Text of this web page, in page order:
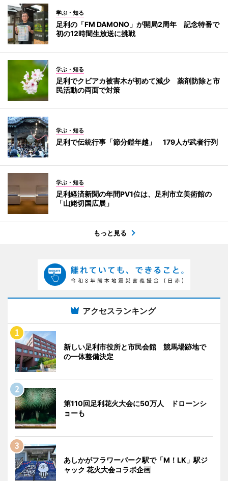
学ぶ・知る
足利の「FM DAMONO」が開局2周年 記念特番で
初の12時間生放送に挑戦
学ぶ・知る
足利でクビアカ被害木が初めて減少 薬剤防除と市
民活動の両面で対策
学ぶ・知る
足利で伝統行事「節分鎧年越」 179人が武者行列
学ぶ・知る
足利経済新聞の年間PV1位は、足利市立美術館の
「山姥切国広展」
もっと見る
アクセスランキング
新しい足利市役所と市民会館 競馬場跡地で
の一体整備決定
第110回足利花火大会に50万人 ドローンシ
ョーも
あしかがフラワーパーク駅で「M！LK」駅ジ
ャック 花火大会コラボ企画